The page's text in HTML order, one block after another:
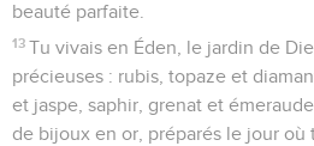
beauté parfaite.
13 Tu vivais en Éden, le jardin de
précieuses : rubis, topaze et
et jaspe, saphir, grenat et
de bijoux en or, préparés le jour où